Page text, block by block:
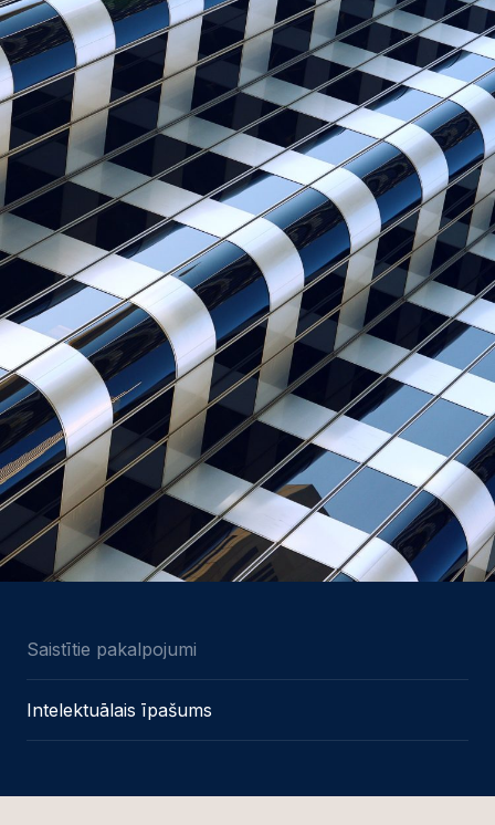
Saistītie pakalpojumi
Intelektuālais īpašums